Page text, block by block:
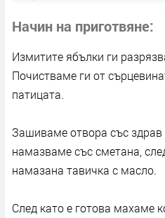
Начин на приготвяне
Измитите ябълки ги
Почистваме ги от
патицата.
Зашиваме отвора със здрав
намазваме със сметана,
намазана тавичка с масло.
След като е готова махаме